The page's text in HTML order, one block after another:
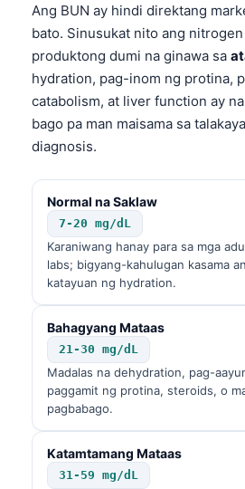
Ang BUN ay hindi direktang
bato. Sinusukat nito ang
produktong dumi na ginawa sa
hydration, pag-inom ng protina,
catabolism, at liver function ay
bago pa man maisama sa
diagnosis.
Normal na Saklaw
7-20 mg/dL
Karaniwang hanay para sa mga
labs; bigyang-kahulugan kasama
katayuan ng hydration.
Bahagyang Mataas
21-30 mg/dL
Madalas na dehydration, pag-
paggamit ng protina, steroids, o
pagbabago.
Katamtamang Mataas
31-59 mg/dL